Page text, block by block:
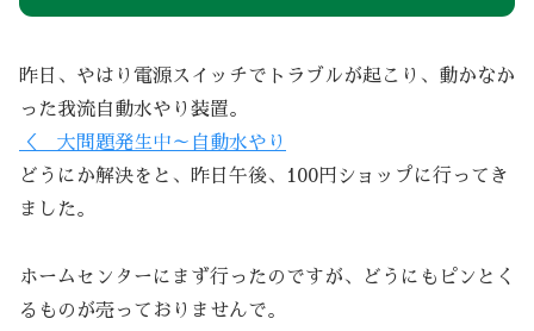
昨日、やはり電源スイッチでトラブルが起こり、動かなか
った我流自動水やり装置。
＜ 大問題発生中～自動水やり
どうにか解決をと、昨日午後、100円ショップに行ってき
ました。
ホームセンターにまず行ったのですが、どうにもピンとく
るものが売っておりませんで。